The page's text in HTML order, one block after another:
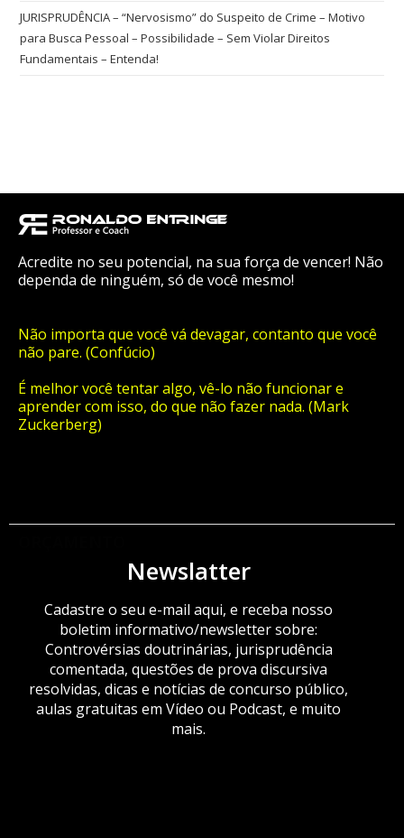
JURISPRUDÊNCIA – “Nervosismo” do Suspeito de Crime – Motivo
para Busca Pessoal – Possibilidade – Sem Violar Direitos
Fundamentais – Entenda!
Acredite no seu potencial, na sua força de vencer! Não
dependa de ninguém, só de você mesmo!
Não importa que você vá devagar, contanto que você
não pare. (Confúcio)
É melhor você tentar algo, vê-lo não funcionar e
aprender com isso, do que não fazer nada. (Mark
Zuckerberg)
Newslatter
Cadastre o seu e-mail aqui, e receba nosso
boletim informativo/newsletter sobre:
Controvérsias doutrinárias, jurisprudência
comentada, questões de prova discursiva
resolvidas, dicas e notícias de concurso público,
aulas gratuitas em Vídeo ou Podcast, e muito
mais.